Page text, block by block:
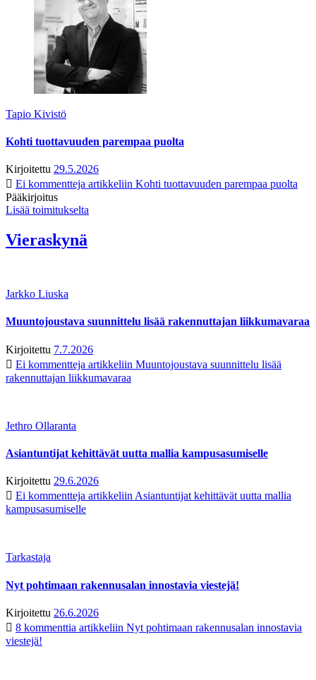
Tapio Kivistö
Kohti tuottavuuden parempaa puolta
Kirjoitettu 29.5.2026
Ei kommentteja artikkeliin Kohti tuottavuuden parempaa puolta
Pääkirjoitus
Lisää toimitukselta
Vieraskynä
Jarkko Liuska
Muuntojoustava suunnittelu lisää rakennuttajan liikkumavaraa
Kirjoitettu 7.7.2026
Ei kommentteja artikkeliin Muuntojoustava suunnittelu lisää
rakennuttajan liikkumavaraa
Jethro Ollaranta
Asiantuntijat kehittävät uutta mallia kampusasumiselle
Kirjoitettu 29.6.2026
Ei kommentteja artikkeliin Asiantuntijat kehittävät uutta mallia
kampusasumiselle
Tarkastaja
Nyt pohtimaan rakennusalan innostavia viestejä!
Kirjoitettu 26.6.2026
8 kommenttia artikkeliin Nyt pohtimaan rakennusalan innostavia
viestejä!